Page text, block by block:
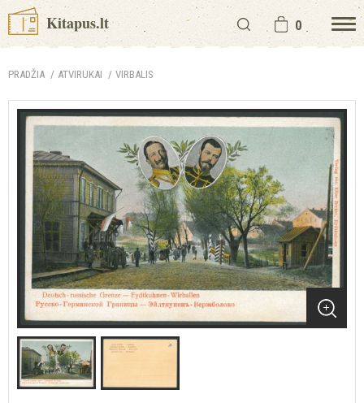
Kitapus.lt 0
PRADŽIA ATVIRUKAI VIRBALIS